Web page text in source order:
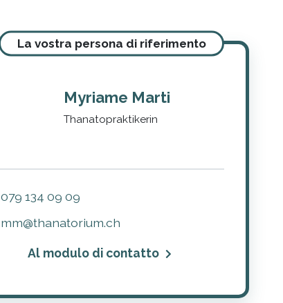
La vostra persona di riferimento
Myriame Marti
Thanatopraktikerin
079 134 09 09
mm@thanatorium.ch
Al modulo di contatto